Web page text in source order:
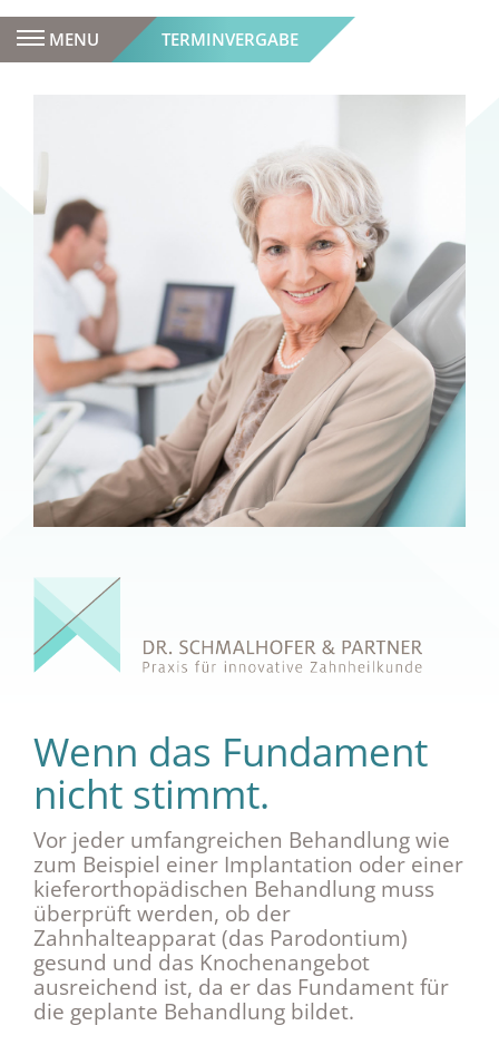
MENU TERMINVERGABE
Wenn das Fundament
nicht stimmt.
Vor jeder umfangreichen Behandlung wie
zum Beispiel einer Implantation oder einer
kieferorthopädischen Behandlung muss
überprüft werden, ob der
Zahnhalteapparat (das Parodontium)
gesund und das Knochenangebot
ausreichend ist, da er das Fundament für
die geplante Behandlung bildet.